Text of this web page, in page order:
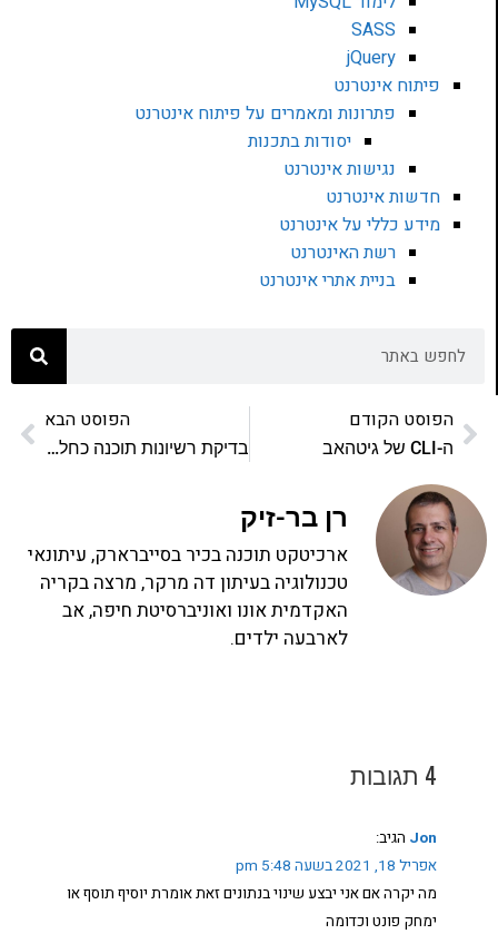
SASS
jQuery
פיתוח אינטרנט
פתרונות ומאמרים על פיתוח אינטרנט
יסודות בתכנות
נגישות אינטרנט
חדשות אינטרנט
מידע כללי על אינטרנט
רשת האינטרנט
בניית אתרי אינטרנט
הפוסט הקודם
ה-CLI של גיטהאב
הפוסט הבא
בדיקת רשיונות תוכנה כחלק מהליך CI
רן בר-זיק
ארכיטקט תוכנה בכיר בסייברארק, עיתונאי
טכנולוגיה בעיתון דה מרקר, מרצה בקריה
האקדמית אונו ואוניברסיטת חיפה, אב
לארבעה ילדים.
4 תגובות
Jon הגיב:
אפריל 18, 2021 בשעה 5:48 pm
מה יקרה אם אני יבצע שינוי בנתונים זאת אומרת יוסיף תוסף או
ימחק פונט וכדומה